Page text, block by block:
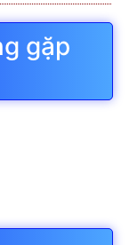
gặp